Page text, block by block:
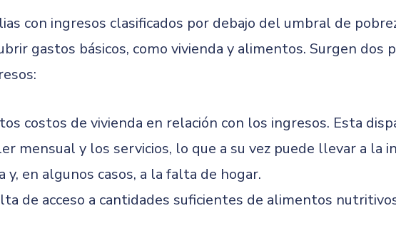
con ingresos clasificados por debajo del umbral de
gastos básicos, como vivienda y alimentos. Surgen dos
costos de vivienda en relación con los ingresos. Esta
mensual y los servicios, lo que a su vez puede llevar a la
en algunos casos, a la falta de hogar.
de acceso a cantidades suficientes de alimentos